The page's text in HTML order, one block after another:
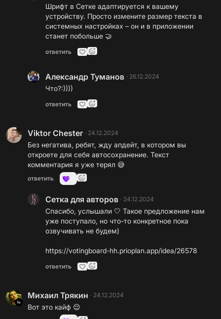
Шрифт в Сетке адаптируется к вашему
устройству. Просто измените размер текста в
системных настройках – он и в приложении
станет побольше 🤝
ответить
Александр Туманов · 26.12.2024
Что?:))))
ответить
Viktor Chester · 24.12.2024
Без негатива, ребят, жду апдейт, в котором вы
откроете для себя автосохранение. Текст
комментария я уже терял 😅
ответить
Сетка для авторов · 24.12.2024
Спасибо, услышали 🤍 Такое предложение нам
уже поступало, но что-то конкретное пока
озвучивать не будем)
https://votingboard-hh.prioplan.app/idea/26578
ответить
Михаил Трякин · 24.12.2024
Вот это кайф 😌